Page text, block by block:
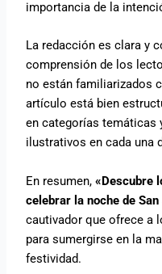
importancia de la
La redacción es clara y
comprensión de los
no están familiarizados
artículo está bien
en categorías temáticas
ilustrativos en cada una
En resumen,«Descubre
celebrar la noche de
cautivador que ofrece a
para sumergirse en la
festividad.